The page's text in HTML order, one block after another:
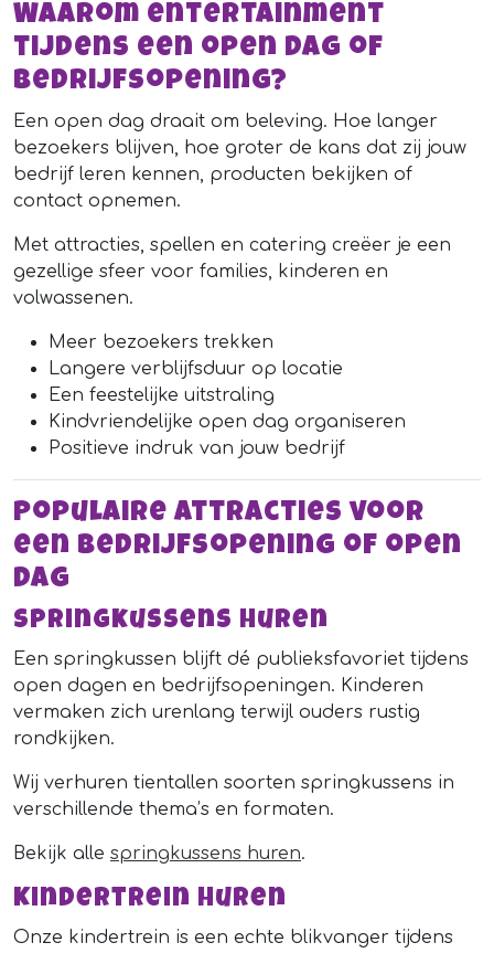
Waarom entertainment
tijdens een open dag of
bedrijfsopening?
Een open dag draait om beleving. Hoe langer
bezoekers blijven, hoe groter de kans dat zij jouw
bedrijf leren kennen, producten bekijken of
contact opnemen.
Met attracties, spellen en catering creëer je een
gezellige sfeer voor families, kinderen en
volwassenen.
Meer bezoekers trekken
Langere verblijfsduur op locatie
Een feestelijke uitstraling
Kindvriendelijke open dag organiseren
Positieve indruk van jouw bedrijf
Populaire attracties voor
een bedrijfsopening of open
dag
Springkussens huren
Een springkussen blijft dé publieksfavoriet tijdens
open dagen en bedrijfsopeningen. Kinderen
vermaken zich urenlang terwijl ouders rustig
rondkijken.
Wij verhuren tientallen soorten springkussens in
verschillende thema’s en formaten.
Bekijk alle springkussens huren.
Kindertrein huren
Onze kindertrein is een echte blikvanger tijdens